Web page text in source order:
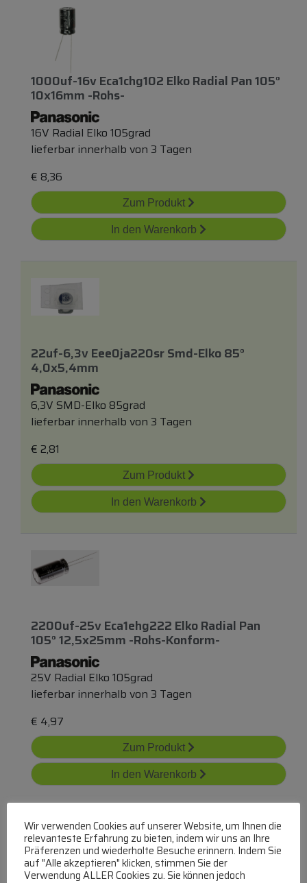
1000uf-16v Eca1chg102 Elko Radial Pan 105°
10x16mm -rohs-
16V Radial Elko 105grad
lieferbar innerhalb von 3 Tagen
€ 8,36
Zum Produkt
In den Warenkorb
22uf-6,3v Eee0ja220sr Smd-Elko 85°
4,0x5,4mm
6,3V SMD-Elko 85grad
lieferbar innerhalb von 3 Tagen
€ 2,81
Zum Produkt
In den Warenkorb
2200uf-25v Eca1ehg222 Elko Radial Pan
105° 12,5x25mm -rohs-Konform-
25V Radial Elko 105grad
lieferbar innerhalb von 3 Tagen
€ 4,97
Zum Produkt
In den Warenkorb
Wir verwenden Cookies auf unserer Website, um Ihnen die
relevanteste Erfahrung zu bieten, indem wir uns an Ihre
Präferenzen und wiederholte Besuche erinnern. Indem Sie
auf "Alle akzeptieren" klicken, stimmen Sie der
Verwendung ALLER Cookies zu. Sie können jedoch